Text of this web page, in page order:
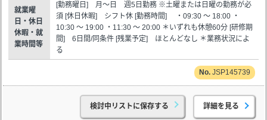
就業曜
日・休日
休暇・就
業時間等
[勤務曜日] 月～日 週5日勤務 ※土曜または日曜の勤務が必
須 [休日休暇] シフト休 [勤務時間] ・09:30 ～ 18:00 ・
10:30 ～ 19:00 ・11:30 ～ 20:00 ＊いずれも休憩60分 [研修期
間] 6日間/同条件 [残業予定] ほとんどなし ＊業務状況によ
る
JSP145739
検討中リストに保存する 詳細を見る